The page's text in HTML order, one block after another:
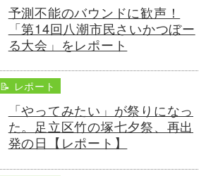
予測不能のバウンドに歓声！
「第14回八潮市民さいかつぼー
る大会」をレポート
📝 レポート
「やってみたい」が祭りになっ
た。足立区竹の塚七夕祭、再出
発の日【レポート】